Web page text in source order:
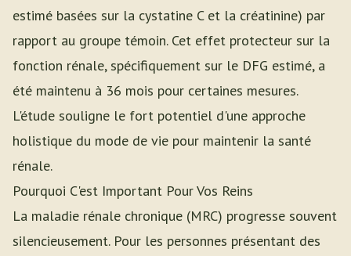
estimé basées sur la cystatine C et la créatinine) par
rapport au groupe témoin. Cet effet protecteur sur la
fonction rénale, spécifiquement sur le DFG estimé, a
été maintenu à 36 mois pour certaines mesures.
L'étude souligne le fort potentiel d'une approche
holistique du mode de vie pour maintenir la santé
rénale.
Pourquoi C'est Important Pour Vos Reins
La maladie rénale chronique (MRC) progresse souvent
silencieusement. Pour les personnes présentant des